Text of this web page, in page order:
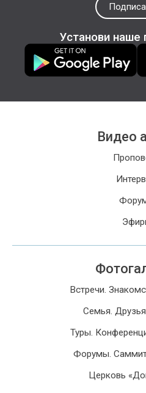
Установи наше
Видео
Встречи.
Семья.
Туры.
Форумы.
Церковь